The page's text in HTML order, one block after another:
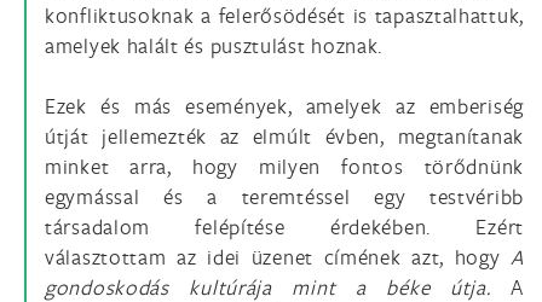
konfliktusoknak a felerősödését is tapasztalhattuk,
amelyek halált és pusztulást hoznak.
Ezek és más események, amelyek az emberiség
útját jellemezték az elmúlt évben, megtanítanak
minket arra, hogy milyen fontos törődnünk
egymással és a teremtéssel egy testvéribb
társadalom felépítése érdekében. Ezért
választottam az idei üzenet címének azt, hogyA
gondoskodás kultúrája mint a béke útja.A